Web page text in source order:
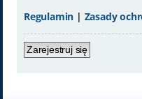
Regulamin | Zasady
Zarejestruj się